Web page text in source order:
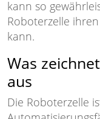
kann so
Roboterzelle
kann.
Was
aus
Die Roboterzelle